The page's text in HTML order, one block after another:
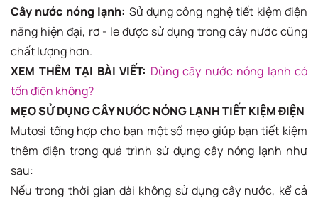
Cây nước nóng lạnh: Sử dụng công nghệ tiết kiệm điện
năng hiện đại, rơ - le được sử dụng trong cây nước cũng
chất lượng hơn.
XEM THÊM TẠI BÀI VIẾT: Dùng cây nước nóng lạnh có
tốn điện không?
MẸO SỬ DỤNG CÂY NƯỚC NÓNG LẠNH TIẾT KIỆM ĐIỆN
Mutosi tổng hợp cho bạn một số mẹo giúp bạn tiết kiệm
thêm điện trong quá trình sử dụng cây nóng lạnh như
sau:
Nếu trong thời gian dài không sử dụng cây nước, kể cả